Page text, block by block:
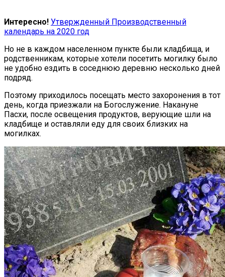
Интересно! Утвержденный Производственный
календарь на 2020 год
Но не в каждом населенном пункте были кладбища, и
родственникам, которые хотели посетить могилку было
не удобно ездить в соседнюю деревню несколько дней
подряд.
Поэтому приходилось посещать место захоронения в тот
день, когда приезжали на Богослужение. Накануне
Пасхи, после освещения продуктов, верующие шли на
кладбище и оставляли еду для своих близких на
могилках.